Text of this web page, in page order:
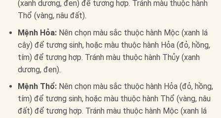
(xanh dương, đen) để tương hợp. Tránh màu thuộc hành
Thổ (vàng, nâu đất).
Mệnh Hỏa:Nên chọn màu sắc thuộc hành Mộc (xanh lá
cây) để tương sinh, hoặc màu thuộc hành Hỏa (đỏ, hồng,
tím) để tương hợp. Tránh màu thuộc hành Thủy (xanh
dương, đen).
Mệnh Thổ:Nên chọn màu sắc thuộc hành Hỏa (đỏ, hồng,
tím) để tương sinh, hoặc màu thuộc hành Thổ (vàng, nâu
đất) để tương hợp. Tránh màu thuộc hành Mộc (xanh lá